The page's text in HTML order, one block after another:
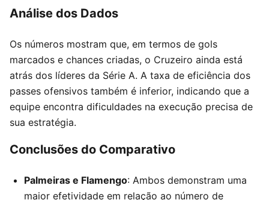
Análise dos Dados
Os números mostram que, em termos de gols
marcados e chances criadas, o Cruzeiro ainda está
atrás dos líderes da Série A. A taxa de eficiência dos
passes ofensivos também é inferior, indicando que a
equipe encontra dificuldades na execução precisa de
sua estratégia.
Conclusões do Comparativo
Palmeiras e Flamengo: Ambos demonstram uma
maior efetividade em relação ao número de